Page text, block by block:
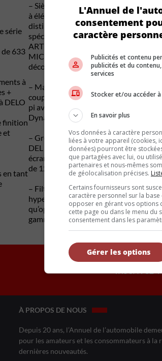
série
de 633
à
+
DELO
finition
et
en tant
– Sièges Mercedes-AMG
à éléments graphiques
distinctifs et à garniture
spéciale en similicuir
ARTICO avec microfibre
MICROCUT et surpiqûres
décoratives rouges
– Maximum de 677 ch et
couple maximal de 738 lb-
pi avec l’Ensemble
Dynamique AMG PLUS
– Groupe d’instruments à
DEL de 12,3 pouces +
écran multimédia à DELO
de 12,8 pouces
– Filtre HEPA et
hyperécran offerts en tant
qu’options haut de
gamme
Inscrivez
À PROPOS DE NOUS
Depuis 20 ans, l’Annuel de l’automobile
pour les amateurs et les consommateurs à la
dernières nouveautés.
L'Annuel de
consentement
caractère
Publicités et contenu
publicités et du
services
Stocker et/ou accéder
En savoir plus
Vos données à caractère
liées à votre appareil (cookies,
données) pourront être
que partagées avec lui, ou
partenaires et nous-mêmes
de géolocalisation précises.
Certains fournisseurs sont
caractère personnel sur la
opposer en gérant vos options
cette page ou dans le menu
consentement dans les
Gérer les options